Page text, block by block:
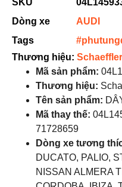
SKU
Dòng xe
AUDI
Tags
Thương hiệu: Schaeffler
Mã sản phẩm:
Thương hiệu:
Tên sản phẩm:
Mã thay thế:
71728659
Dòng xe tương
DUCATO, PALIO,
NISSAN ALMERA